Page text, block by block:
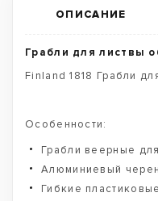
ОПИСАНИЕ
Грабли для листвы
Finland 1818 Грабли
Особенности:
Грабли веерные
Алюминиевый
Гибкие